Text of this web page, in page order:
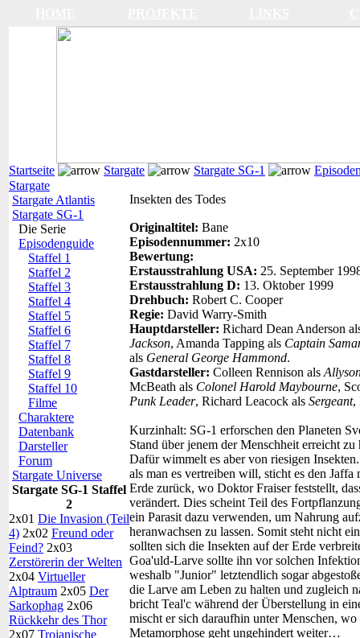
Startseite Stargate Stargate SG-1
Stargate
Stargate Atlantis
Stargate SG-1
Die Serie
Episodenguide
Staffel 1
Staffel 2
Staffel 3
Staffel 4
Staffel 5
Staffel 6
Staffel 7
Staffel 8
Staffel 9
Staffel 10
Filme
Charaktere
Datenbank
Darsteller
Forum
Stargate Universe
Stargate SG-1 Staffel
2
2x01 Die Invasion (Teil
4) 2x02 Freund oder
Feind? 2x03
Zerstörerin der Welten
2x04 Virtueller
Alptraum 2x05 Der
Sarkophag 2x06
Rückkehr des Thor
2x07 Trojanische
Insekten des Todes
Originaltitel: Bane
Episodennummer: 2x10
Bewertung:
Erstausstrahlung USA: 25. September
Erstausstrahlung D: 13. Oktober 1999
Drehbuch: Robert C. Cooper
Regie: David Warry-Smith
Hauptdarsteller: Richard Dean Anderson
Jackson, Amanda Tapping als Captain
als General George Hammond.
Gastdarsteller: Colleen Rennison als
McBeath als Colonel Harold Maybourne,
Punk Leader, Richard Leacock als Sergeant,
Kurzinhalt: SG-1 erforschen den Planeten
Stand über jenem der Menschheit erreicht
Dafür wimmelt es aber von riesigen
als man es vertreiben will, sticht es den
Erde zurück, wo Doktor Fraiser feststellt,
verändert. Dies scheint Teil des
ein Parasit dazu verwenden, um Nahrung
heranwachsen zu lassen. Somit steht nicht
sollten sich die Insekten auf der Erde
Goa'uld-Larve sollte ihn vor solchen
weshalb "Junior" letztendlich sogar
die Larve am Leben zu halten und zugleich
bricht Teal'c während der Überstellung in
mischt er sich daraufhin unter Menschen,
Metamorphose geht ungehindert weiter…